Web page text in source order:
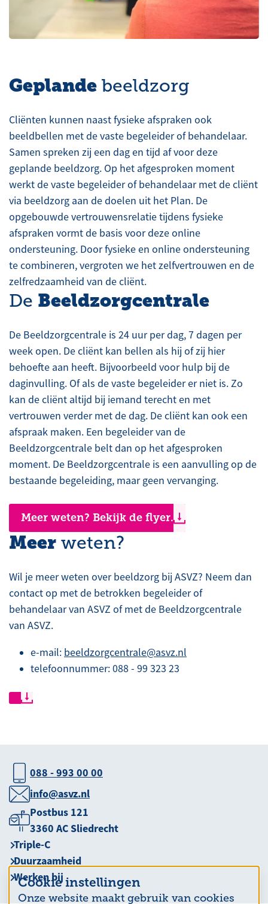
Cookie instellingen
Onze website maakt gebruik van cookies
Geplande beeldzorg
Cliënten kunnen naast fysieke afspraken ook
beeldbellen met de vaste begeleider of behandelaar.
Samen spreken zij een dag en tijd af voor deze
geplande beeldzorg. Op het afgesproken moment
werkt de vaste begeleider of behandelaar met de cliënt
via beeldzorg aan de doelen uit het Plan. De
opgebouwde vertrouwensrelatie tijdens fysieke
afspraken vormt de basis voor deze online
ondersteuning. Door fysieke en online ondersteuning
te combineren, vergroten we het zelfvertrouwen en de
zelfredzaamheid van de cliënt.
De Beeldzorgcentrale
De Beeldzorgcentrale is 24 uur per dag, 7 dagen per
week open. De cliënt kan bellen als hij of zij hier
behoefte aan heeft. Bijvoorbeeld voor hulp bij de
daginvulling. Of als de vaste begeleider er niet is. Zo
kan de cliënt altijd bij iemand terecht en met
vertrouwen verder met de dag. De cliënt kan ook een
afspraak maken. Een begeleider van de
Beeldzorgcentrale belt dan op het afgesproken
moment. De Beeldzorgcentrale is een aanvulling op de
bestaande begeleiding, maar geen vervanging.
Meer weten? Bekijk de flyer.
Meer weten?
Wil je meer weten over beeldzorg bij ASVZ? Neem dan
contact op met de betrokken begeleider of
behandelaar van ASVZ of met de Beeldzorgcentrale
van ASVZ.
e-mail: beeldzorgcentrale@asvz.nl
telefoonnummer: 088 - 99 323 23
088 - 993 00 00
info@asvz.nl
Postbus 121
3360 AC Sliedrecht
Triple-C
Duurzaamheid
Werken bij